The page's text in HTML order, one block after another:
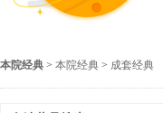
本院经典 > 本院经典 > 成套经典